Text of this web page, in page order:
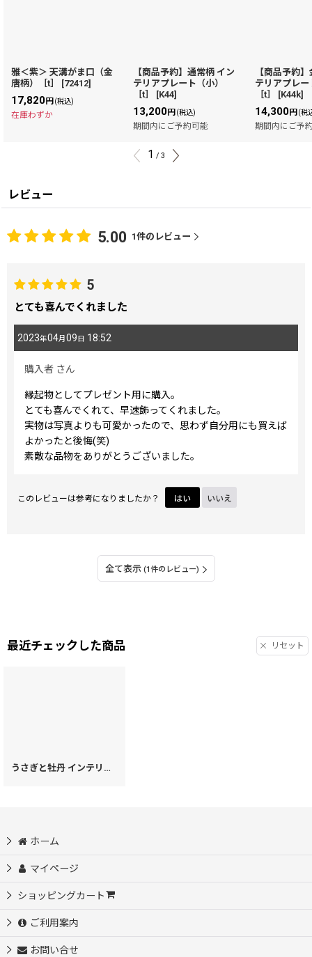
雅＜紫＞ 天溝がま口（金
唐柄）［t］
[72412]
17,820円 (税込)
在庫わずか
【商品予約】通常柄 イン
テリアプレート（小）
［t］
[K44]
13,200円 (税込)
期間内にご予約可能
【商品予約
テリアプレー
［t］
[K44k]
14,300円 (税
期間内にご予
1 / 3
レビュー
5.00 1件のレビュー
5
とても喜んでくれました
2023年04月 09 日 18:52
購入者 さん
縁起物としてプレゼント用に購入。
とても喜んでくれて、早速飾ってくれました。
実物は写真よりも可愛かったので、思わず自分用にも買えば
よかったと後悔(笑)
素敵な品物をありがとうございました。
このレビューは参考になりましたか？ はい いいえ
全て表示 (1件のレビュー)
最近チェックした商品 リセット
うさぎと牡丹 インテリアプレート（小）［t］
ホーム
マイページ
ショッピングカート
ご利用案内
お問い合せ